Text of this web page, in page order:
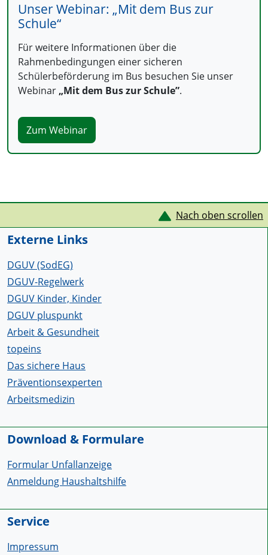
Unser Webinar: „Mit dem Bus zur
Schule“
Für weitere Informationen über die
Rahmenbedingungen einer sicheren
Schülerbeförderung im Bus besuchen Sie unser
Webinar „Mit dem Bus zur Schule”.
Zum Webinar
Service Informationen Nach oben scrollen
Externe Links
DGUV (SodEG)
DGUV-Regelwerk
DGUV Kinder, Kinder
DGUV pluspunkt
Arbeit & Gesundheit
topeins
Das sichere Haus
Präventionsexperten
Arbeitsmedizin
Download & Formulare
Formular Unfallanzeige
Anmeldung Haushaltshilfe
Service
Impressum